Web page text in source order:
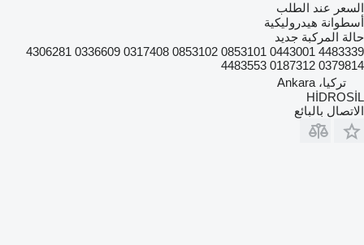
السعر عند الطلب
أسطوانة هيدروليكية
حالة المركبة جديد
4483339 0443001 0853101 0853102 0317408 0336609 4306281
0379814 0187312 4483553
تركيا، Ankara
HİDROSİL
الاتصال بالبائع